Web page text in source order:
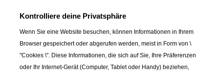
37,00 CHF
Kontrolliere deine Privatsphäre
Wenn Sie eine Website besuchen, können Informationen in Ihrem
Browser gespeichert oder abgerufen werden, meist in Form von \
"Cookies \". Diese Informationen, die sich auf Sie, Ihre Präferenzen
oder Ihr Internet-Gerät (Computer, Tablet oder Handy) beziehen,